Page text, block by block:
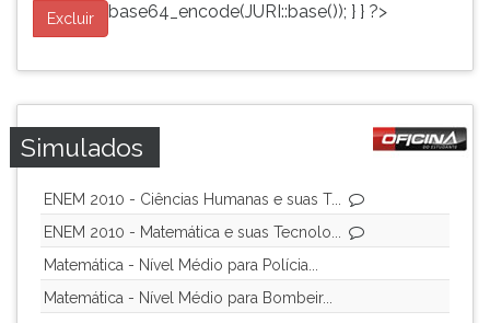
base64_encode(JURI::base()); } } ?>
Excluir
Simulados
ENEM 2010 - Ciências Humanas e suas T...
ENEM 2010 - Matemática e suas Tecnolo...
Matemática - Nível Médio para Polícia...
Matemática - Nível Médio para Bombeir...